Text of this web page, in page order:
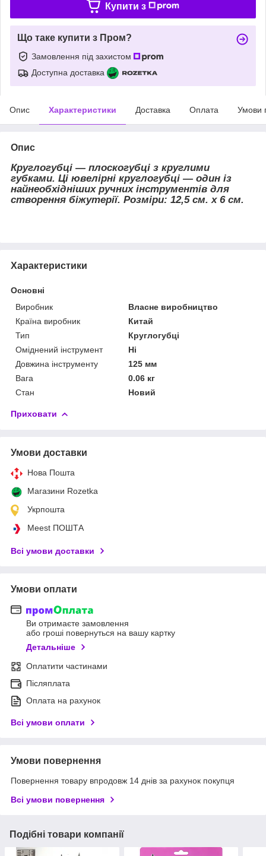
Купити з
Що таке купити з Пром?
Замовлення під захистом
Доступна доставка
Опис Характеристики Доставка Оплата Умови
Опис
Круглогубці — плоскогубці з круглими
губками. Ці ювелірні круглогубці — один із
найнеобхідніших ручних інструментів для
створення біжутерії. Розміри: 12,5 см. х 6 см.
Характеристики
Основні
Виробник
Власне виробництво
Країна виробник
Китай
Тип
Круглогубці
Оміднений інструмент
Ні
Довжина інструменту
125 мм
Вага
0.06 кг
Стан
Новий
Приховати
Умови доставки
Нова Пошта
Магазини Rozetka
Укрпошта
Meest ПОШТА
Всі умови доставки
Умови оплати
Ви отримаєте замовлення
або гроші повернуться на вашу картку
Детальніше
Оплатити частинами
Післяплата
Оплата на рахунок
Всі умови оплати
Умови повернення
Повернення товару впродовж 14 днів за рахунок покупця
Всі умови повернення
Подібні товари компанії